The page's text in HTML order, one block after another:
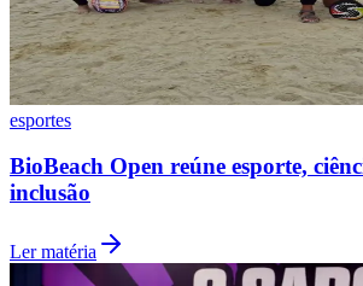
esportes
BioBeach Open reúne esporte,
inclusão
Ler matéria